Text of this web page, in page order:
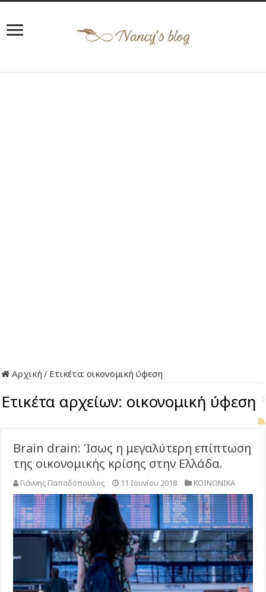
Αρχική / Ετικέτα:οικονομική ύφεση
Ετικέτα αρχείων: οικονομική ύφεση
Brain drain: Ίσως η μεγαλύτερη επίπτωση
της οικονομικής κρίσης στην Ελλάδα.
Γιάννης Παπαδόπουλος 11 Ιουνίου 2018 ΚΟΙΝΩΝΙΚΑ